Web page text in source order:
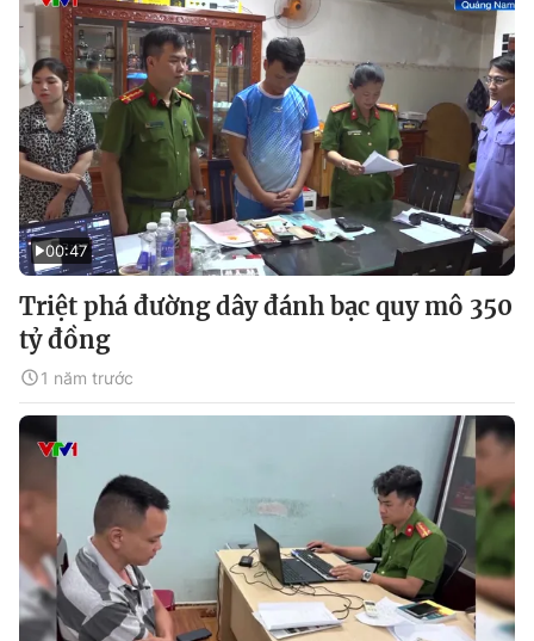
00:47
Triệt phá đường dây đánh bạc quy mô 350
tỷ đồng
1 năm trước